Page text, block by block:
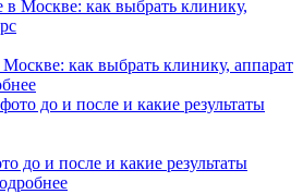
Москве: как выбрать клинику, аппарат
до и после и какие результаты